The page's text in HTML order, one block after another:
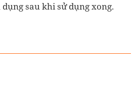
sau khi sử dụng xong.